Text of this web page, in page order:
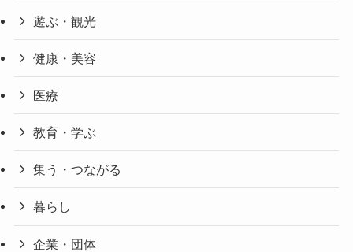
遊ぶ・観光
健康・美容
医療
教育・学ぶ
集う・つながる
暮らし
企業・団体